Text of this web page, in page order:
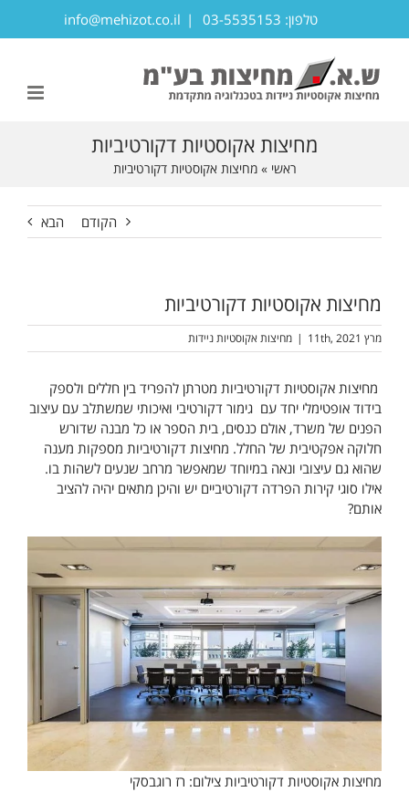
טלפון: 03-5535153 |
info@mehizot.co.il
מחיצות אקוסטיות דקורטיביות
ראשי »מחיצות אקוסטיות דקורטיביות
הקודם הבא
מחיצות אקוסטיות דקורטיביות
מרץ 11th, 2021 | מחיצות אקוסטיות ניידות
מחיצות אקוסטיות דקורטיביות מטרתן להפריד בין חללים ולספק
בידוד אופטימלי יחד עם גימור דקורטיבי ואיכותי שמשתלב עם עיצוב
הפנים של משרד, אולם כנסים, בית הספר או כל מבנה שדורש
חלוקה אפקטיבית של החלל. מחיצות דקורטיביות מספקות מענה
שהוא גם עיצובי ונאה במיוחד שמאפשר מרחב שנעים לשהות בו.
אילו סוגי קירות הפרדה דקורטיביים יש והיכן מתאים יהיה להציב
אותם?
מחיצות אקוסטיות דקורטיביות צילום: רז רוגבסקי
פתח סרגל נגישות